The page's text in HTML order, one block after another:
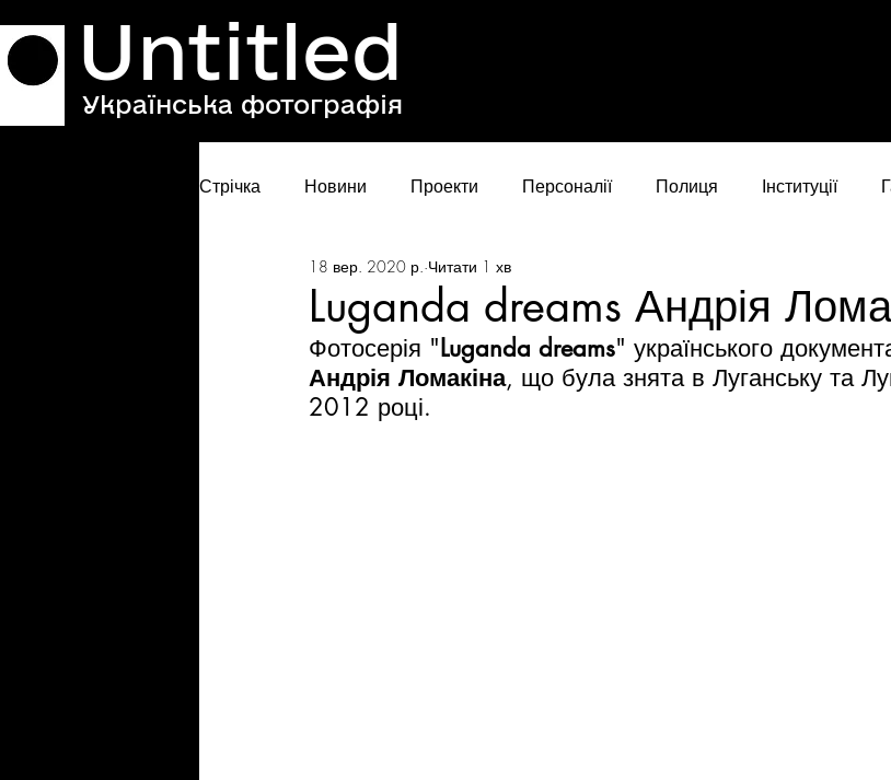
Untitled
Українська фотографія
Стрічка Новини Проекти Персоналії Полиця Інституції
Luganda dreams Андрія
18 вер. 2020 р. Читати 1 хв
Фотосерія " Luganda dreams" українського
Андрія Ломакіна, що була знята в Луганську та
2012 році.